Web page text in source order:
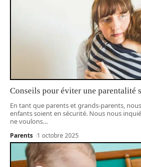
Conseils pour éviter une parentalité
En tant que parents et grands-parents,
enfants soient en sécurité. Nous nous
ne voulons…
Parents 1 octobre 2025